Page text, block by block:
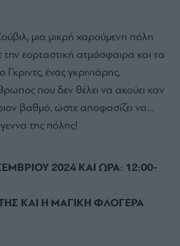
μια μικρή χαρούμενη πόλη
την εορταστική ατμόσφαιρα και τα
Γκριντς, ένας γκρινιάρης,
που δεν θέλει να ακούει καν
βαθμό, ώστε αποφασίζει να…
της πόλης!
2024 ΚΑΙ ΩΡΑ: 12:00-
ΚΑΙ Η ΜΑΓΙΚΗ ΦΛΟΓΕΡΑ